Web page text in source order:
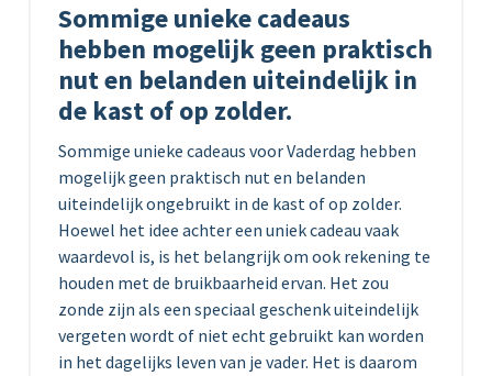
Sommige unieke cadeaus
hebben mogelijk geen praktisch
nut en belanden uiteindelijk in
de kast of op zolder.
Sommige unieke cadeaus voor Vaderdag hebben
mogelijk geen praktisch nut en belanden
uiteindelijk ongebruikt in de kast of op zolder.
Hoewel het idee achter een uniek cadeau vaak
waardevol is, is het belangrijk om ook rekening te
houden met de bruikbaarheid ervan. Het zou
zonde zijn als een speciaal geschenk uiteindelijk
vergeten wordt of niet echt gebruikt kan worden
in het dagelijks leven van je vader. Het is daarom